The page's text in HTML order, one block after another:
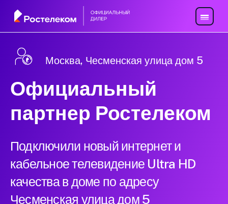
Москва, Чесменская улица дом 5
Официальный
партнер Ростелеком
Подключили новый интернет и
кабельное телевидение Ultra HD
качества в доме по адресу
Чесменская улица дом 5